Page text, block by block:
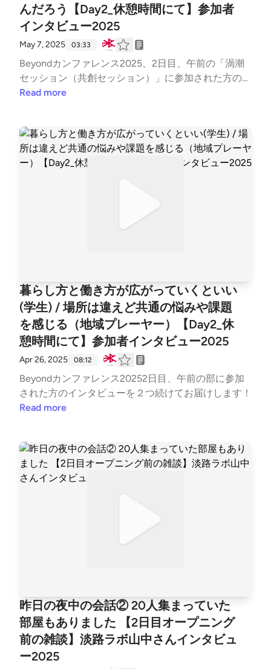
んだろう【Day2_休憩時間にて】参加者
インタビュー2025
May 7, 2025 03:33
Beyondカンファレンス2025、2日目、午前の「渦潮
セッション（共創セッション）」に参加された方のイ
ンタビューをお届けします！
Read more
暮らし方と働き方が広がっていくといい
(学生) / 場所は違えど共通の悩みや課題
を感じる（地域プレーヤー）【Day2_休
憩時間にて】参加者インタビュー2025
Apr 26, 2025 08:12
Beyondカンファレンス20252日目、午前の部に参加
された方のインタビューを２つ続けてお届けします！
Read more
昨日の夜中の会話② 20人集まっていた
部屋もありました 【2日目オープニング
前の雑談】淡路ラボ山中さんインタビュ
ー2025